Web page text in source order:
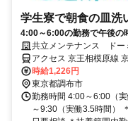
学生寮で朝食の皿洗
4:00～6:00の勤務で午後の
共立メンテナンス ドー
アクセス 京王相模原線
口徒歩約14分、京王線
時給1,226円
東京都調布市
勤務時間 4:00～6:00（
～9:30（実働3.5時間）